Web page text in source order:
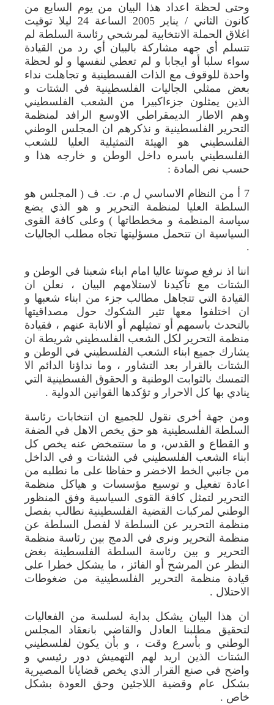
وحتى لحظة اعداد هذا البيان من يوم السابع من
كانون الثاني / يناير 2005 الساعة 24 ليلا توقيت
اغلاق الحملة الانتخابية لمرشحي رئاسة السلطة لم
تتسلم أي جهه مشاركة بالبيان أي رد من القيادة
سواء سلبا أو ايجابا و لم تعطي لنفسها و لو لحظة
واحدة للوقوف مع الذات الفسطينية و تجاهلت نداء
بعض ممثلي الجاليات الفلسطينية في الشتات و
الذين يمثلون جزءاكبيرا من الشعب الفلسطيني
وهم الاطار الديمقراطي الاوسع الرافد لمنظمة
التحرير الفلسطينية و نذكرهم ان المجلس الوطني
الفلسطيني هو الهيئة التمثيلية العليا للشعب
الفلسطيني باسره داخل الوطن و خارجه هذا و
حسب نص المادة :
7 أ من النظام الاساسي ل م. ت. ف ( المجلس هو
السلطة العليا لمنظمة التحرير و هو الذي يضع
سياسة المنظمة و مخططاتها ) وعلى كافة القوى
السياسية ان تتحمل مسؤليتها تجاه مطلب الجاليات
.
اننا اذ نرفع صوتنا عاليا امام ابناء شعبنا في الوطن و
الشتات مع تأكيدنا لاستلامهم البيان ، نعلن ان
القيادة التي تتجاهل مطالب جزء من ابناء شعبها و
ان اختلفوا معها تثير الشكوك حول مصداقيتها
بالتحدث باسمهم أو تمثيلهم أو الانابة عنهم ، فقيادة
منظمة التحرير لكل الشعب الفلسطيني شريطة ان
يشارك جميع ابناء الشعب الفلسطيني في الوطن و
الشتات بالقرار بعد التشاور ، وما نداؤنا الدائم الا
التمسك بالثوابت الوطنية و الحقوق الفسطينية التي
ينادي بها كل الاحرار و تؤكدها القوانين الدولية .
ومن جهة أخرى نقول للجميع ان انتخابات رئاسة
السلطة الفلسطينية هو حق يخص الاهل في الضفة
و القطاع و القدس، و ما ستتمخض عنه يخص كل
ابناء الشعب الفلسطيني في الشتات و في الداخل
من جانبي الخط الاخضر و حفاظا على ما نطلبه من
اعادة تفعيل و توسيع مؤسسات و هياكل منظمة
التحرير لتمثل كافة القوى السياسية وفق المنظور
الوطني لمركبات القضية الفلسطينية نطالب بفصل
منظمة التحرير عن السلطة لا لفصل السلطة عن
منظمة التحرير ونرى في الدمج بين رئاسة منظمة
التحرير و بين رئاسة السلطة الفلسطينة بغض
النظر عن المرشح أو الفائز ، ما يشكل خطرا على
قيادة منظمة التحرير الفلسطينية من ضغوطات
الاحتلال .
ان هذا البيان يشكل بداية لسلسة من الفعاليات
لتحقيق مطلبنا العادل والقاضي بانعقاد المجلس
الوطني و بأسرع وقت ، و بأن يكون لفلسطيني
الشتات الذين اريد لهم التهميش دور رئيسي و
واضح في صنع القرار الذي يخص قضايانا المصيرية
بشكل عام وقضية اللاجئين وحق العودة بشكل
خاص .